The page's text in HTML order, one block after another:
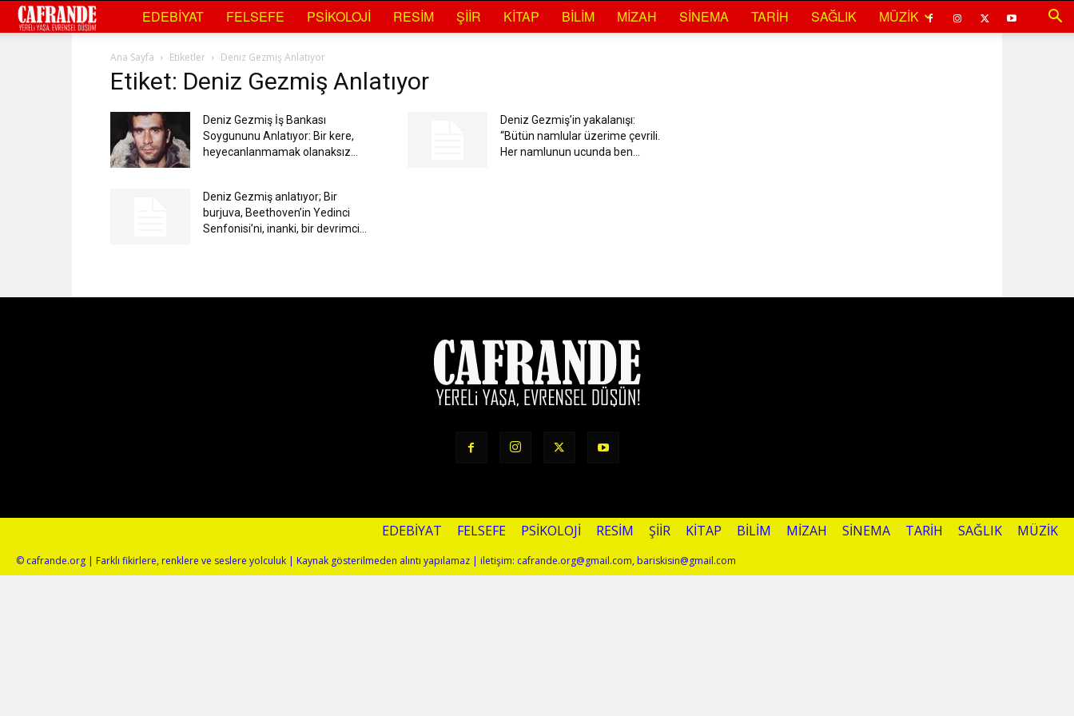
Cafrande
Sanat
EDEBIYAT FELSEFE PSIKOLOJI RESIM ŞIIR KITAP BILIM MIZAH SINEMA TARIH SAĞLIK MÜZIK
Ana Sayfa Etiketler Deniz Gezmiş Anlatıyor
Etiket: Deniz Gezmiş Anlatıyor
Deniz Gezmiş İş Bankası
Soygununu Anlatıyor: Bir kere,
heyecanlanmamak olanaksız…
Deniz Gezmiş’in yakalanışı:
“Bütün namlular üzerime çevrili.
Her namlunun ucunda ben...
Deniz Gezmiş anlatıyor; Bir
burjuva, Beethoven’in Yedinci
Senfonisi’ni, inanki, bir devrimci...
EDEBIYAT FELSEFE PSIKOLOJI RESIM ŞIIR KITAP BILIM MIZAH SINEMA TARIH SAĞLIK MÜZIK
© cafrande.org | Farklı fikirlere, renklere ve seslere yolculuk | Kaynak gösterilmeden alıntı yapılamaz | iletişim: cafrande.org@gmail.com, bariskisin@gmail.com